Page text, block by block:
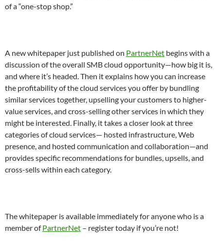
of a “one-stop shop.”
A new whitepaper just published on PartnerNet begins with a
discussion of the overall SMB cloud opportunity—how big it is,
and where it’s headed. Then it explains how you can increase
the profitability of the cloud services you offer by bundling
similar services together, upselling your customers to higher-
value services, and cross-selling other services in which they
might be interested. Finally, it takes a closer look at three
categories of cloud services— hosted infrastructure, Web
presence, and hosted communication and collaboration—and
provides specific recommendations for bundles, upsells, and
cross-sells within each category.
The whitepaper is available immediately for anyone who is a
member ofPartnerNet – register today if you’re not!